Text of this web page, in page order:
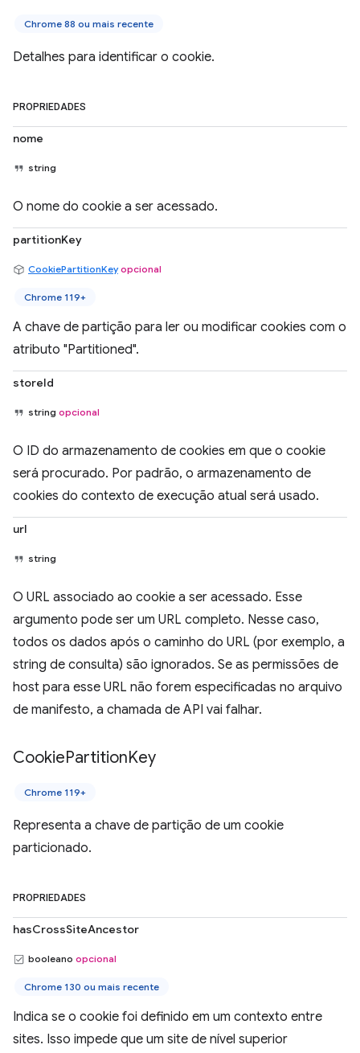
Chrome 88 ou mais recente
Detalhes para identificar o cookie.
PROPRIEDADES
nome
string
O nome do cookie a ser acessado.
partitionKey
CookiePartitionKey opcional
Chrome 119+
A chave de partição para ler ou modificar cookies com o
atributo "Partitioned".
storeId
string opcional
O ID do armazenamento de cookies em que o cookie
será procurado. Por padrão, o armazenamento de
cookies do contexto de execução atual será usado.
url
string
O URL associado ao cookie a ser acessado. Esse
argumento pode ser um URL completo. Nesse caso,
todos os dados após o caminho do URL (por exemplo, a
string de consulta) são ignorados. Se as permissões de
host para esse URL não forem especificadas no arquivo
de manifesto, a chamada de API vai falhar.
CookiePartitionKey
Chrome 119+
Representa a chave de partição de um cookie
particionado.
PROPRIEDADES
hasCrossSiteAncestor
booleano opcional
Chrome 130 ou mais recente
Indica se o cookie foi definido em um contexto entre
sites. Isso impede que um site de nível superior